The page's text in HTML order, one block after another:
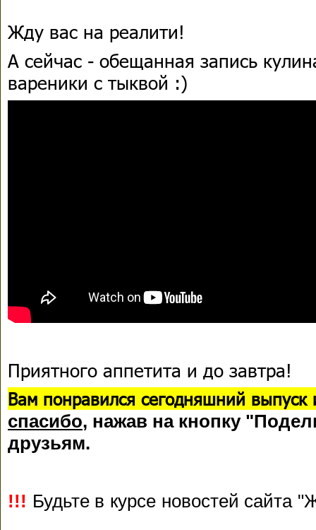
Жду вас на реалити!
А сейчас - обещанная запись
вареники с тыквой :)
Приятного аппетита и до завтра!
Вам понравился сегодняшний выпуск
спасибо, нажав на кнопку
друзьям.
!!! Будьте в курсе новостей сайта